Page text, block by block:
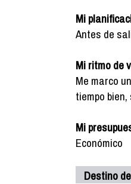
Mi
Antes de
Mi ritmo de
Me marco
tiempo
Mi
Económico
Destino